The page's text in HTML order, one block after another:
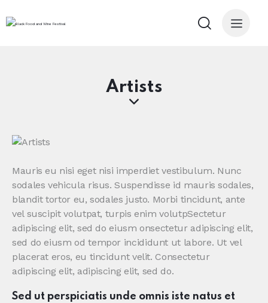
Artists
Mauris eu nisi eget nisi imperdiet vestibulum. Nunc
sodales vehicula risus. Suspendisse id mauris sodales,
blandit tortor eu, sodales justo. Morbi tincidunt, ante
vel suscipit volutpat, turpis enim volutpSectetur
adipiscing elit, sed do eiusm onsectetur adipiscing elit,
sed do eiusm od tempor incididunt ut labore. Ut vel
placerat eros, eu tincidunt velit. Consectetur
adipiscing elit, adipiscing elit, sed do.
Sed ut perspiciatis unde omnis iste natus et